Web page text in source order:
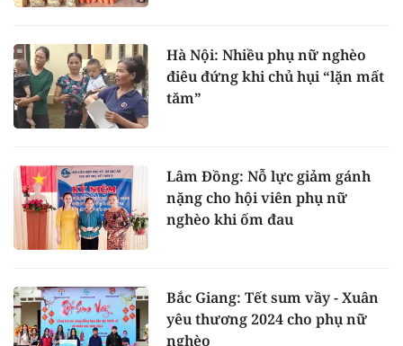
Hà Nội: Nhiều phụ nữ nghèo
điêu đứng khi chủ hụi “lặn mất
tăm”
Lâm Đồng: Nỗ lực giảm gánh
nặng cho hội viên phụ nữ
nghèo khi ốm đau
Bắc Giang: Tết sum vầy - Xuân
yêu thương 2024 cho phụ nữ
nghèo